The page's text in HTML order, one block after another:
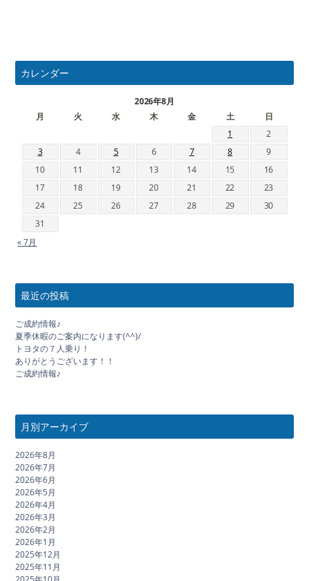
カレンダー
2026年8月
月
火 水 木 金 土
日
1
2
3
4 5 6 7 8
9
10
11 12 13 14 15
16
17
18 19 20 21 22
23
24
25 26 27 28 29
30
31
« 7月
最近の投稿
ご成約情報♪
夏季休暇のご案内になります(^^)/
トヨタの７人乗り！
ありがとうございます！！
ご成約情報♪
月別アーカイブ
2026年8月
2026年7月
2026年6月
2026年5月
2026年4月
2026年3月
2026年2月
2026年1月
2025年12月
2025年11月